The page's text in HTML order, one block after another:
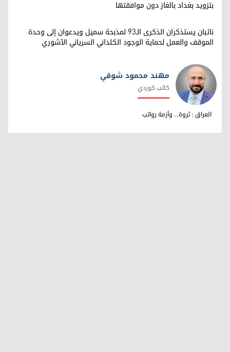
بتزويد بغداد بالغاز دون موافقتها
نائبان يستذكران الذكرى الـ93 لمذبحة سميل ويدعوان إلى وحدة
الموقف والعمل لحماية الوجود الكلداني السرياني الآشوري
مهند محمود شوقي
مهند محمود شوقي
كاتب كوردي
العراق : ثروة... وأزمة رواتب